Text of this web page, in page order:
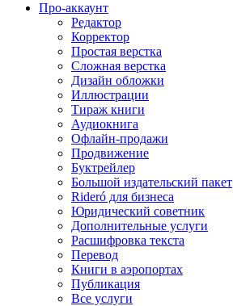
Про-аккаунт
Редактор
Корректор
Простая верстка
Сложная верстка
Дизайн обложки
Иллюстрации
Тираж книги
Аудиокнига
Офлайн-продажи
Продвижение
Буктрейлер
Большой издательский пакет
Rideró для бизнеса
Юридический советник
Дополнительные услуги
Расшифровка текста
Перевод
Книги в аэропортах
Публикация
Все услуги